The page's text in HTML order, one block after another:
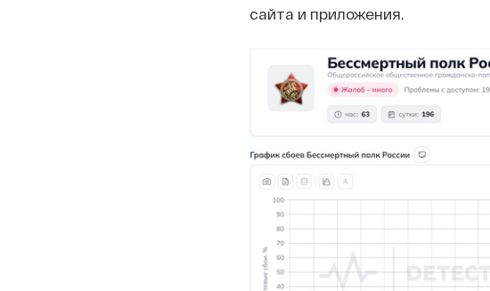
сайта и приложения.